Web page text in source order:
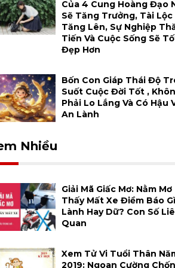
Của 4 Cung Hoàng Đạo
Sẽ Tăng Trưởng, Tài Lộc
Tăng Lên, Sự Nghiệp
Tiến Và Cuộc Sống Sẽ
Đẹp Hơn
Bốn Con Giáp Thái Độ
Suốt Cuộc Đời Tốt ,
Phải Lo Lắng Và Có Hậu
An Lành
Nhiều
Giải Mã Giấc Mơ: Nằm Mơ
Thấy Mất Xe Điềm Báo
Lành Hay Dữ? Con Số
Quan
Xem Tử Vi Tuổi Thân
2019: Ngoan Cường